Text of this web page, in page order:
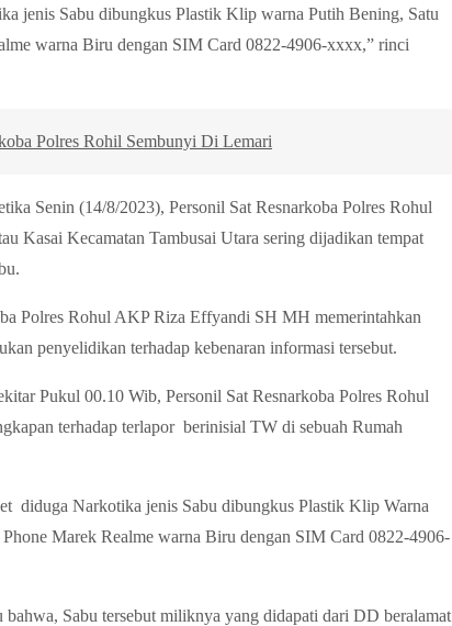
jenis Sabu dibungkus Plastik Klip warna Putih Bening, Satu
warna Biru dengan SIM Card 0822-4906-xxxx,” rinci
Polres Rohil Sembunyi Di Lemari
Senin (14/8/2023), Personil Sat Resnarkoba Polres Rohul
Kasai Kecamatan Tambusai Utara sering dijadikan tempat
Polres Rohul AKP Riza Effyandi SH MH memerintahkan
penyelidikan terhadap kebenaran informasi tersebut.
Pukul 00.10 Wib, Personil Sat Resnarkoba Polres Rohul
terhadap terlapor berinisial TW di sebuah Rumah
diduga Narkotika jenis Sabu dibungkus Plastik Klip Warna
Marek Realme warna Biru dengan SIM Card 0822-4906-
bahwa, Sabu tersebut miliknya yang didapati dari DD beralamat